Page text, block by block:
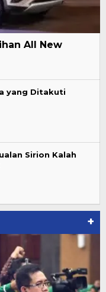
All New
yang Ditakuti
Sirion Kalah
+